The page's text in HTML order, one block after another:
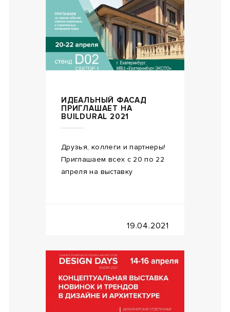
ИДЕАЛЬНЫЙ ФАСАД
ПРИГЛАШАЕТ НА
BUILDURAL 2021
Друзья, коллеги и партнеры!
Приглашаем всех с 20 по 22
апреля на выставку
19.04.2021